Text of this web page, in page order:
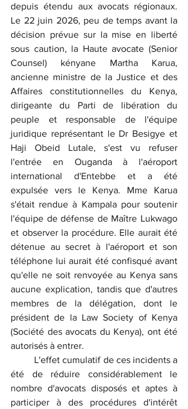
depuis étendu aux avocats régionaux.
Le 22 juin 2026, peu de temps avant la
décision prévue sur la mise en liberté
sous caution, la Haute avocate (Senior
Counsel) kényane Martha Karua,
ancienne ministre de la Justice et des
Affaires constitutionnelles du Kenya,
dirigeante du Parti de libération du
peuple et responsable de l'équipe
juridique représentant le Dr Besigye et
Haji Obeid Lutale, s'est vu refuser
l'entrée en Ouganda à l'aéroport
international d'Entebbe et a été
expulsée vers le Kenya. Mme Karua
s'était rendue à Kampala pour soutenir
l'équipe de défense de Maître Lukwago
et observer la procédure. Elle aurait été
détenue au secret à l'aéroport et son
téléphone lui aurait été confisqué avant
qu'elle ne soit renvoyée au Kenya sans
aucune explication, tandis que d'autres
membres de la délégation, dont le
président de la Law Society of Kenya
(Société des avocats du Kenya), ont été
autorisés à entrer.
été de réduire considérablement le
nombre d'avocats disposés et aptes à
participer à des procédures d'intérêt